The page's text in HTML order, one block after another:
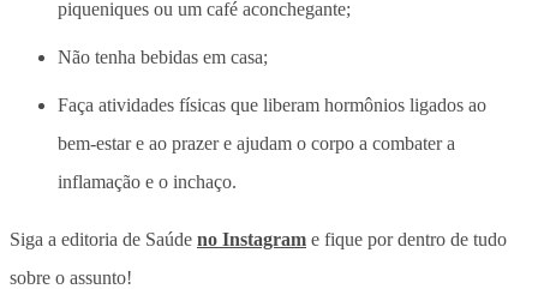
piqueniques ou um café aconchegante;
Não tenha bebidas em casa;
Faça atividades físicas que liberam hormônios ligados ao
bem-estar e ao prazer e ajudam o corpo a combater a
inflamação e o inchaço.
Siga a editoria de Saúde no Instagram e fique por dentro de tudo
sobre o assunto!